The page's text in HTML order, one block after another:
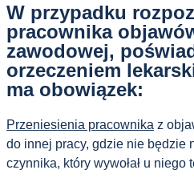
W przypadku
pracownika
zawodowej,
orzeczeniem
ma obowiązek:
Przeniesienia pracownika z
do innej pracy, gdzie nie będzie
czynnika, który wywołał u niego